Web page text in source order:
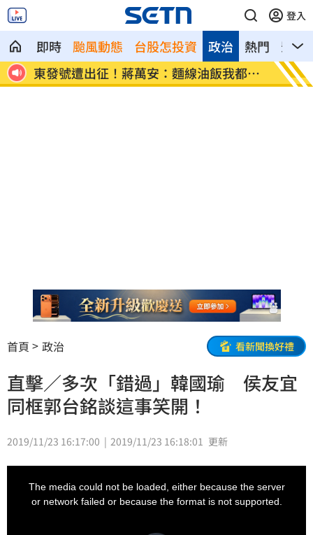
登入
即時 颱風動態 台股怎投資 熱門 影音
政治
喜
傳陸客在港投保收益需繳稅 保險股衝擊
4%
首頁 政治 看新聞換好禮
直擊／多次「錯過」韓國瑜 侯友宜
同框郭台銘談這事笑開！
2019/11/23 16:17:00 2019/11/23 16:18:01 更新
The media could not be loaded, either because the server
or network failed or because the format is not supported.